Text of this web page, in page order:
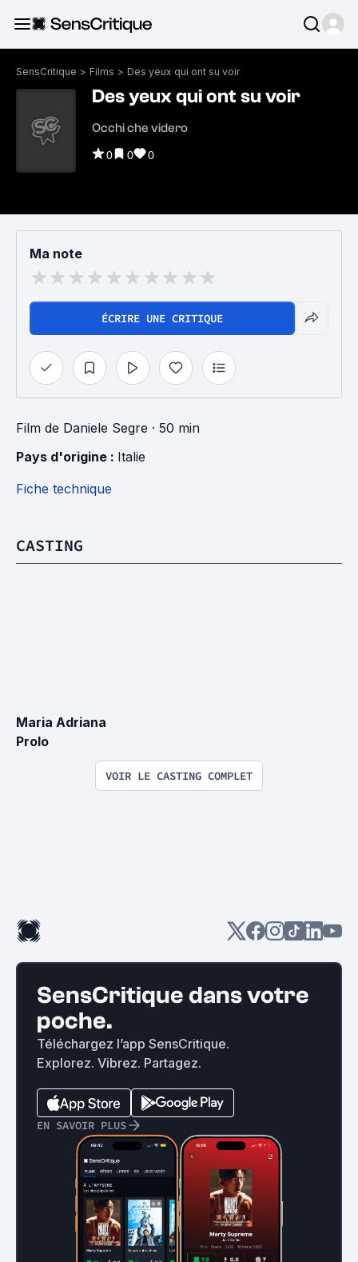
SensCritique > Films > Des yeux qui ont su voir
Des yeux qui ont su voir
Occhi che videro
0 0 0
Ma note
ÉCRIRE UNE CRITIQUE
Film de Daniele Segre · 50 min
Pays d'origine : Italie
Fiche technique
CASTING
Maria Adriana
Prolo
VOIR LE CASTING COMPLET
SensCritique dans votre
poche.
Téléchargez l’app SensCritique.
Explorez. Vibrez. Partagez.
EN SAVOIR PLUS